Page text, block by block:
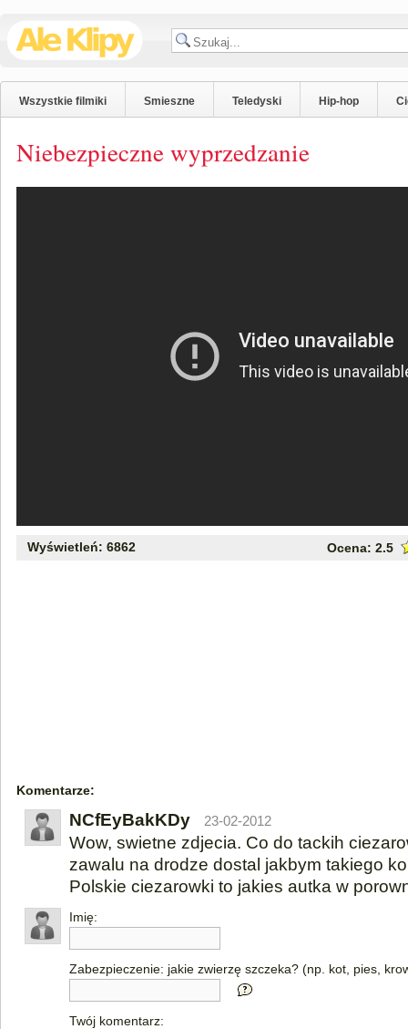
Wszystkie filmiki Smieszne Teledyski Hip-hop
Niebezpieczne wyprzedzanie
Wyświetleń: 6862 Ocena: 2.5
Komentarze:
NCfEyBakKDy 23-02-2012
Wow, swietne zdjecia. Co do tackih
zawalu na drodze dostal jakbym takiego
Polskie ciezarowki to jakies autka w
Imię:
Zabezpieczenie: jakie zwierzę szczeka? (np. kot, pies,
Twój komentarz: